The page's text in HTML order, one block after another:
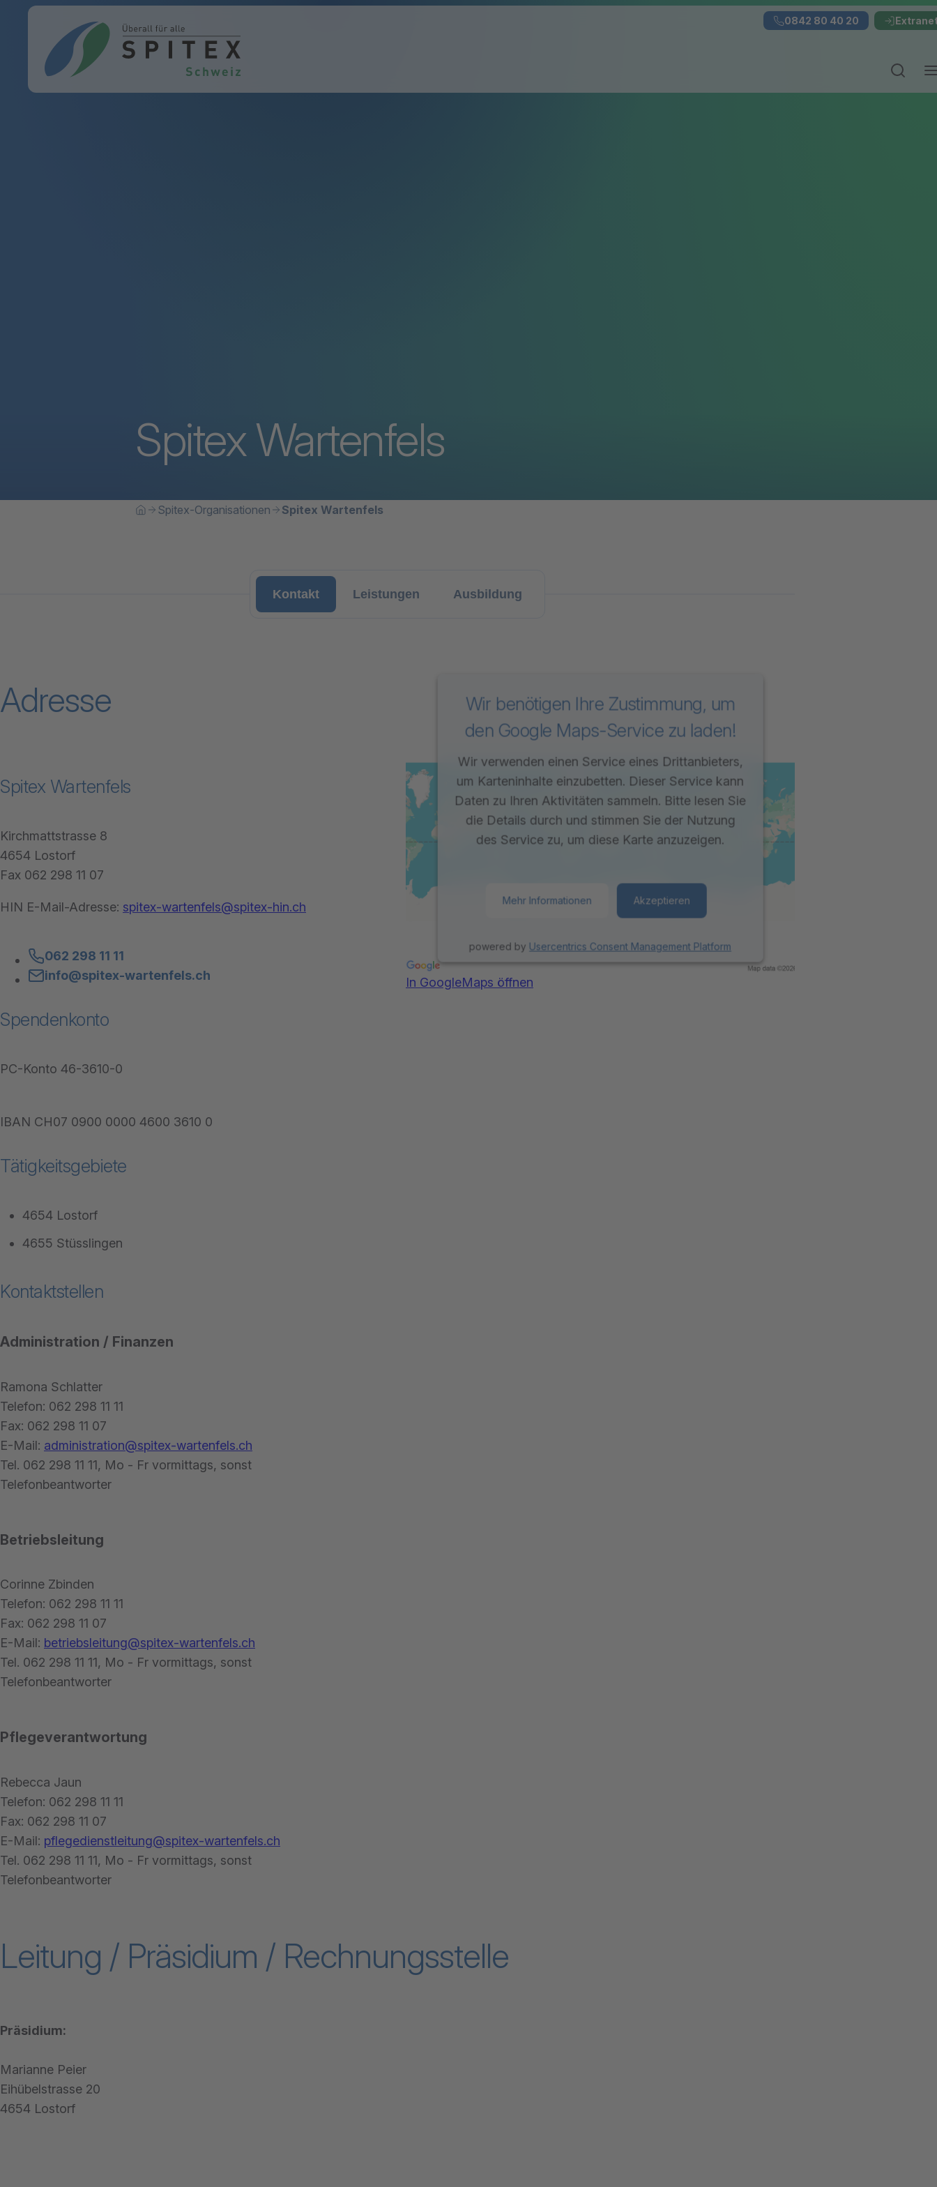
0842 80 40 20
Spitex Wartenfels
Breadcrumbnavigation
Sie befinden sich hier:
HomeSpitex-Organisationen Spitex Wartenfels
Kontakt Leistungen Ausbildung
Adresse
Spitex Wartenfels
Kirchmattstrasse 8
4654 Lostorf
Fax 062 298 11 07
HIN E-Mail-Adresse: spitex-wartenfels@spitex-hin.ch
062 298 11 11
info@spitex-wartenfels.ch
Spendenkonto
PC-Konto 46-3610-0
IBAN CH07 0900 0000 4600 3610 0
Tätigkeitsgebiete
4654 Lostorf
4655 Stüsslingen
Kontaktstellen
Administration / Finanzen
Ramona Schlatter
Telefon: 062 298 11 11
Fax: 062 298 11 07
E-Mail: administration@spitex-wartenfels.ch
Tel. 062 298 11 11, Mo - Fr vormittags, sonst
Telefonbeantworter
Betriebsleitung
Corinne Zbinden
Telefon: 062 298 11 11
Fax: 062 298 11 07
E-Mail: betriebsleitung@spitex-wartenfels.ch
Tel. 062 298 11 11, Mo - Fr vormittags, sonst
Telefonbeantworter
Pflegeverantwortung
Rebecca Jaun
Telefon: 062 298 11 11
Fax: 062 298 11 07
E-Mail: pflegedienstleitung@spitex-wartenfels.ch
Tel. 062 298 11 11, Mo - Fr vormittags, sonst
Telefonbeantworter
Wir benötigen Ihre Zustimmung, um
den Google Maps-Service zu laden!
Wir verwenden einen Service eines Drittanbieters,
um Karteninhalte einzubetten. Dieser Service kann
Daten zu Ihren Aktivitäten sammeln. Bitte lesen Sie
die Details durch und stimmen Sie der Nutzung
des Service zu, um diese Karte anzuzeigen.
Mehr Informationen Akzeptieren
powered by Usercentrics Consent Management Platform
In GoogleMaps öffnen
Leitung / Präsidium / Rechnungsstelle
Präsidium:
Marianne Peier
Eihübelstrasse 20
4654 Lostorf